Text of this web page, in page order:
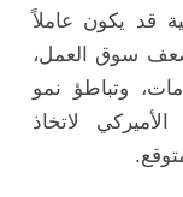
قد يكون عاملاً
ضعف سوق العمل،
وتباطؤ نمو
لاتخاذ